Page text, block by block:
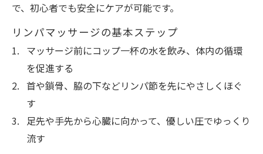
で、初心者でも安全にケアが可能です。
リンパマッサージの基本ステップ
マッサージ前にコップ一杯の水を飲み、体内の循環
を促進する
首や鎖骨、脇の下などリンパ節を先にやさしくほぐ
す
足先や手先から心臓に向かって、優しい圧でゆっくり
流す